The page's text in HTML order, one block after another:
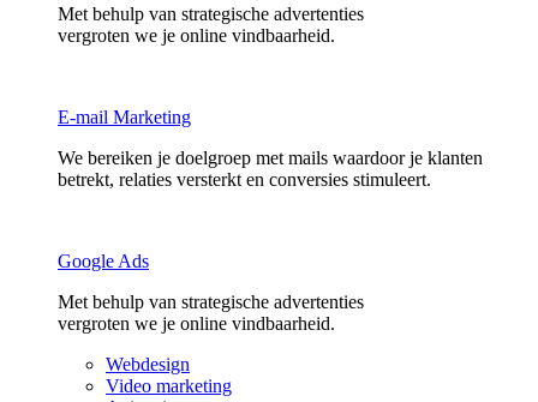
Met behulp van strategische advertenties
vergroten we je online vindbaarheid.
E-mail Marketing
We bereiken je doelgroep met mails waardoor je klanten
betrekt, relaties versterkt en conversies stimuleert.
Google Ads
Met behulp van strategische advertenties
vergroten we je online vindbaarheid.
Webdesign
Video marketing